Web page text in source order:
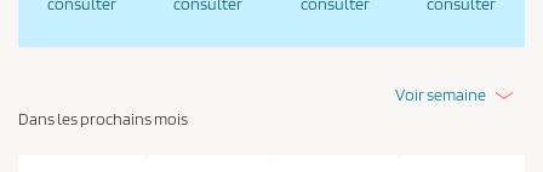
Voir semaine
Dans les prochains mois